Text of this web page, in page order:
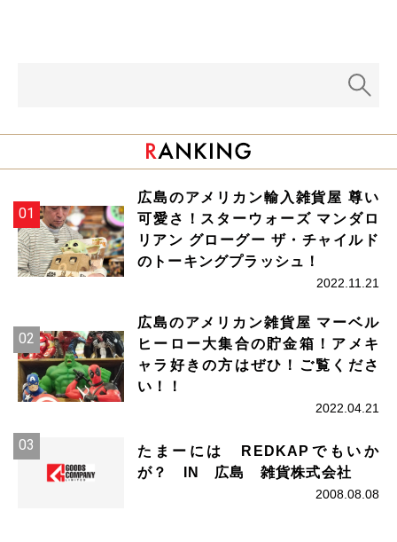
広島のアメリカン輸入雑貨屋 尊い
可愛さ！スターウォーズ マンダロ
リアン グローグー ザ・チャイルド
のトーキングプラッシュ！
2022.11.21
広島のアメリカン雑貨屋 マーベル
ヒーロー大集合の貯金箱！アメキ
ャラ好きの方はぜひ！ご覧くださ
い！！
2022.04.21
たまーには REDKAPでもいか
が？ IN 広島 雑貨株式会社
2008.08.08